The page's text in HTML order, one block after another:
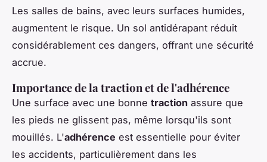
Les salles de bains, avec leurs surfaces humides,
augmentent le risque. Un sol antidérapant réduit
considérablement ces dangers, offrant une sécurité
accrue.
Importance de la traction et de l'adhérence
Une surface avec une bonne traction assure que
les pieds ne glissent pas, même lorsqu'ils sont
mouillés. L'adhérence est essentielle pour éviter
les accidents, particulièrement dans les